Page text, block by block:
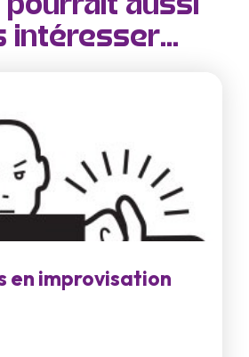
pourrait aussi
intéresser...
en improvisation